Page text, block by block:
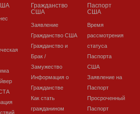
Гражданство
США
Заявление
Гражданство США
Гражданство и
Брак /
Замужество
Информация о
Гражданстве
Как стать
гражданином
Паспорт
США
Время
рассмотрения
статуса
Паспорта
США
Заявление на
Паспорт
Просроченный
Паспорт